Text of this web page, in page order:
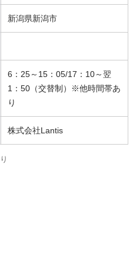
新潟県新潟市
6：25～15：05/17：10～翌
1：50（交替制）※他時間帯あ
り
株式会社Lantis